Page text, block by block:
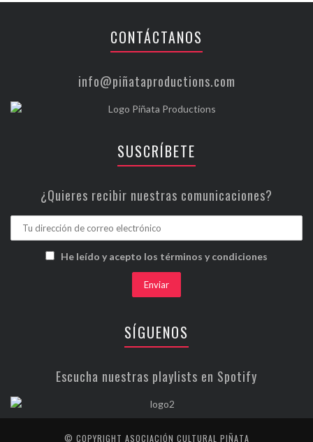
CONTÁCTANOS
info@piñataproductions.com
SUSCRÍBETE
¿Quieres recibir nuestras comunicaciones?
He leído y acepto los términos y condiciones
SÍGUENOS
Escucha nuestras playlists en Spotify
© COPYRIGHT ASOCIACIÓN CULTURAL PIÑATA